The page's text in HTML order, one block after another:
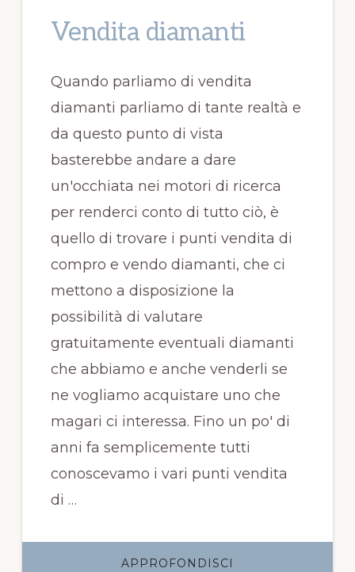
Vendita diamanti
Quando parliamo di vendita
diamanti parliamo di tante realtà e
da questo punto di vista
basterebbe andare a dare
un'occhiata nei motori di ricerca
per renderci conto di tutto ciò, è
quello di trovare i punti vendita di
compro e vendo diamanti, che ci
mettono a disposizione la
possibilità di valutare
gratuitamente eventuali diamanti
che abbiamo e anche venderli se
ne vogliamo acquistare uno che
magari ci interessa. Fino un po' di
anni fa semplicemente tutti
conoscevamo i vari punti vendita
di …
APPROFONDISCI